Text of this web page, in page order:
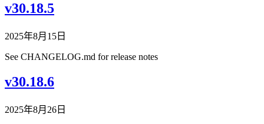
v30.18.5
2025年8月15日
See CHANGELOG.md for release notes
v30.18.6
2025年8月26日